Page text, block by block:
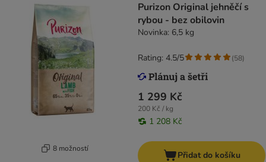
8 možností
Purizon Original jehněčí s
rybou - bez obilovin
Novinka: 6,5 kg
1 299 Kč
200 Kč / kg
1 208 Kč
Rating: 4.5/5 (58)
Přidat do košíku